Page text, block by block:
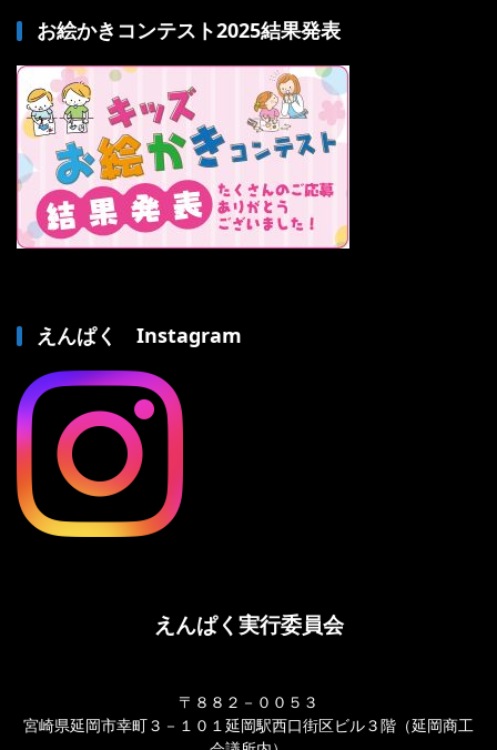
お絵かきコンテスト2025結果発表
えんぱく Instagram
えんぱく実行委員会
〒８８２－００５３
宮崎県延岡市幸町３－１０１延岡駅西口街区ビル３階（延岡商工